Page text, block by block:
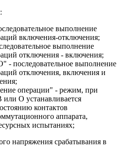
выполнение
включения-отключения;
выполнение
отключения - включения;
последовательное выполнение
отключения, включения и
операции" - режим, при
или О устанавливается
контактов
аппарата,
испытаниях;
напряжения срабатывания в